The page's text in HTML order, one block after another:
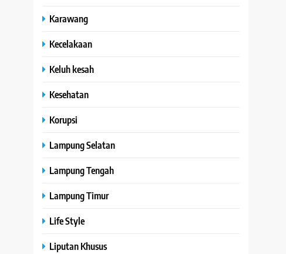
Karawang
Kecelakaan
Keluh kesah
Kesehatan
Korupsi
Lampung Selatan
Lampung Tengah
Lampung Timur
Life Style
Liputan Khusus